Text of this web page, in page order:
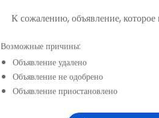
К сожалению, объявление,
Возможные причины:
Объявление удалено
Объявление не одобрено
Объявление приостановлено